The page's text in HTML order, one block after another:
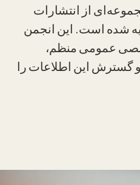
از انتشارات
شده است. این انجمن
عمومی منظم،
گسترش این اطلاعات را